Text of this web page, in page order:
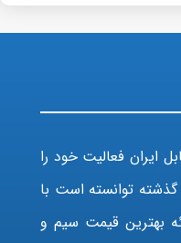
ایران فعالیت خود را
است در طول 10 سال گذشته توانسته است با
بهترین قیمت سیم و